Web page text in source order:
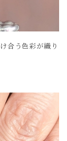
合う色彩が織り